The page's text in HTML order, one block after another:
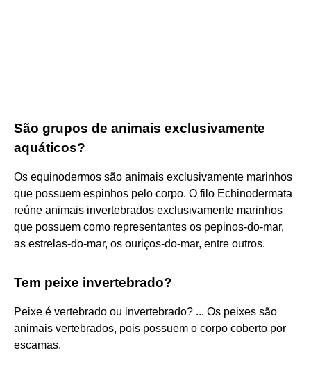
São grupos de animais exclusivamente
aquáticos?
Os equinodermos são animais exclusivamente marinhos
que possuem espinhos pelo corpo. O filo Echinodermata
reúne animais invertebrados exclusivamente marinhos
que possuem como representantes os pepinos-do-mar,
as estrelas-do-mar, os ouriços-do-mar, entre outros.
Tem peixe invertebrado?
Peixe é vertebrado ou invertebrado? ... Os peixes são
animais vertebrados, pois possuem o corpo coberto por
escamas.